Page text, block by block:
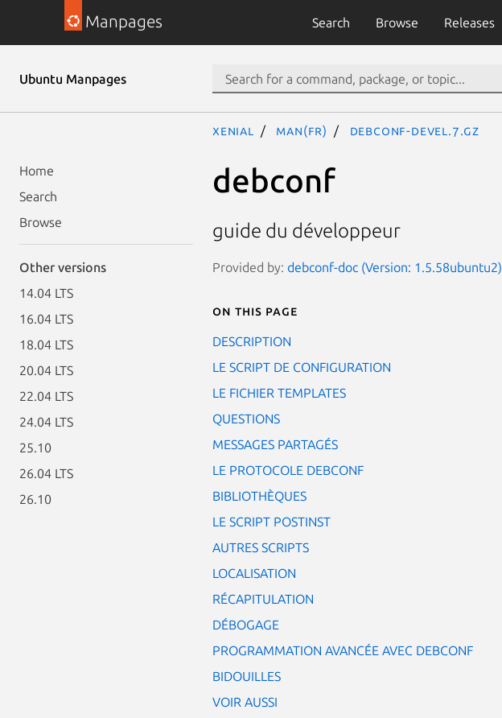
Manpages Search Browse Releases
Ubuntu Manpages
Home
Search
Browse
Other versions
14.04 LTS
16.04 LTS
18.04 LTS
20.04 LTS
22.04 LTS
24.04 LTS
25.10
26.04 LTS
26.10
xenial man(fr) debconf-devel.7.gz
debconf
guide du développeur
Provided by: debconf-doc (Version: 1.5.58ubuntu2)
On this page
DESCRIPTION
LE SCRIPT DE CONFIGURATION
LE FICHIER TEMPLATES
QUESTIONS
MESSAGES PARTAGÉS
LE PROTOCOLE DEBCONF
BIBLIOTHÈQUES
LE SCRIPT POSTINST
AUTRES SCRIPTS
LOCALISATION
RÉCAPITULATION
DÉBOGAGE
PROGRAMMATION AVANCÉE AVEC DEBCONF
BIDOUILLES
VOIR AUSSI